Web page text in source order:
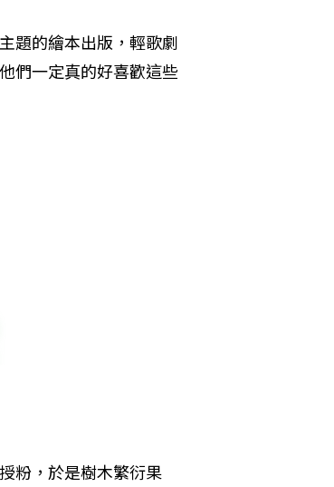
題的繪本出版，輕歌劇
們一定真的好喜歡這些
粉，於是樹木繁衍果